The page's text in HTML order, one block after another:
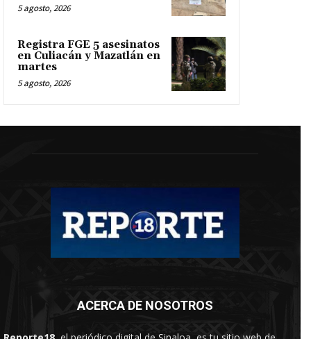
5 agosto, 2026
Registra FGE 5 asesinatos
en Culiacán y Mazatlán en
martes
5 agosto, 2026
ACERCA DE NOSOTROS